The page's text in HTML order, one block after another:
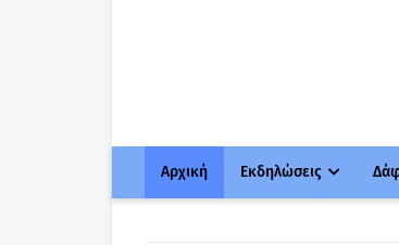
Αρχική Εκδηλώσεις